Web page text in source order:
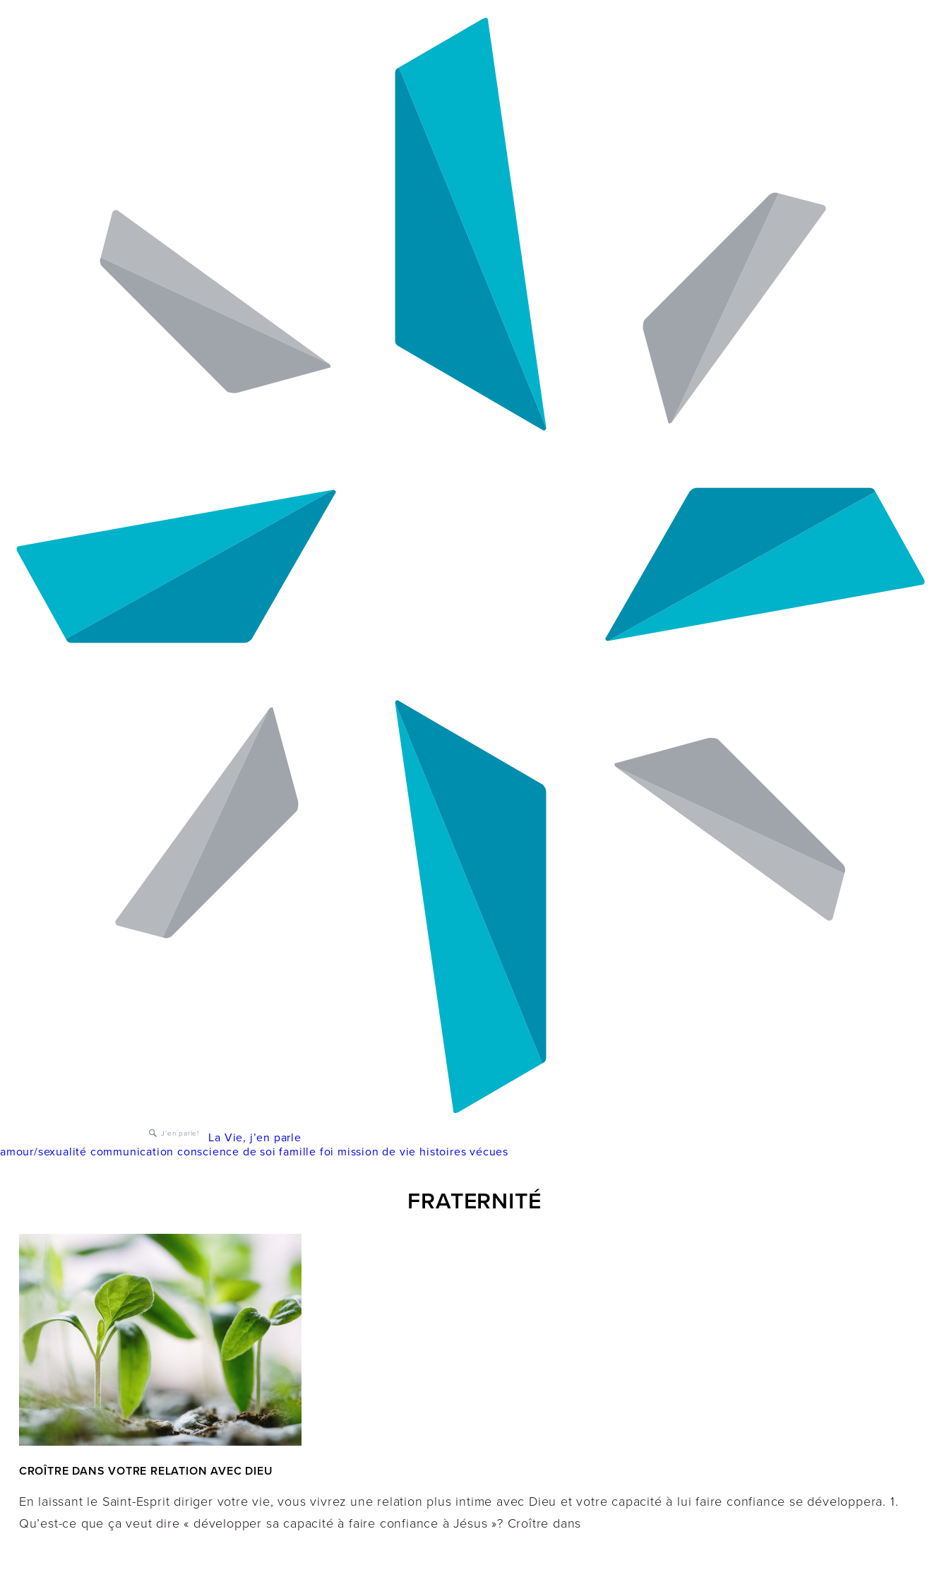
La Vie, j’en parle
J’en parle!
amour/sexualité communication conscience de soi famille foi mission de vie histoires vécues
FRATERNITÉ
CROÎTRE DANS VOTRE RELATION AVEC DIEU
En laissant le Saint-Esprit diriger votre vie, vous vivrez une relation plus intime avec Dieu et votre capacité à lui faire confiance se développera. 1.
Qu’est-ce que ça veut dire « développer sa capacité à faire confiance à Jésus »? Croître dans